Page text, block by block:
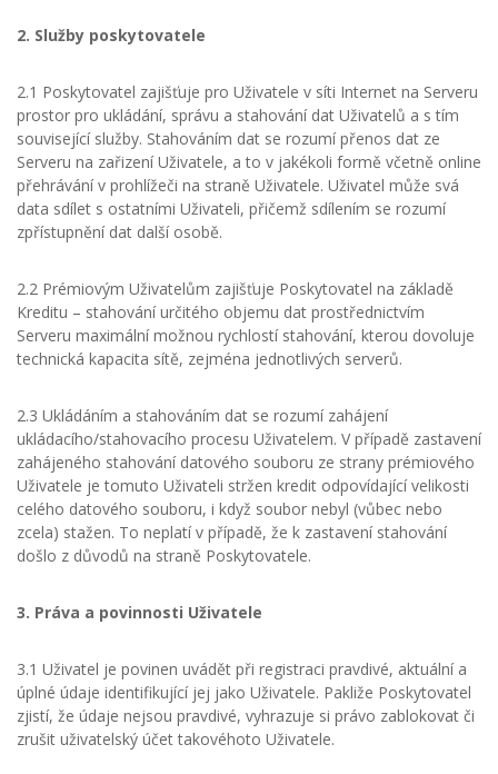
2. Služby poskytovatele
2.1 Poskytovatel zajišťuje pro Uživatele v síti Internet na Serveru
prostor pro ukládání, správu a stahování dat Uživatelů a s tím
související služby. Stahováním dat se rozumí přenos dat ze
Serveru na zařizení Uživatele, a to v jakékoli formě včetně online
přehrávání v prohlížeči na straně Uživatele. Uživatel může svá
data sdílet s ostatními Uživateli, přičemž sdílením se rozumí
zpřístupnění dat další osobě.
2.2 Prémiovým Uživatelům zajišťuje Poskytovatel na základě
Kreditu – stahování určitého objemu dat prostřednictvím
Serveru maximální možnou rychlostí stahování, kterou dovoluje
technická kapacita sítě, zejména jednotlivých serverů.
2.3 Ukládáním a stahováním dat se rozumí zahájení
ukládacího/stahovacího procesu Uživatelem. V případě zastavení
zahájeného stahování datového souboru ze strany prémiového
Uživatele je tomuto Uživateli stržen kredit odpovídající velikosti
celého datového souboru, i když soubor nebyl (vůbec nebo
zcela) stažen. To neplatí v případě, že k zastavení stahování
došlo z důvodů na straně Poskytovatele.
3. Práva a povinnosti Uživatele
3.1 Uživatel je povinen uvádět při registraci pravdivé, aktuální a
úplné údaje identifikující jej jako Uživatele. Pakliže Poskytovatel
zjistí, že údaje nejsou pravdivé, vyhrazuje si právo zablokovat či
zrušit uživatelský účet takovéhoto Uživatele.